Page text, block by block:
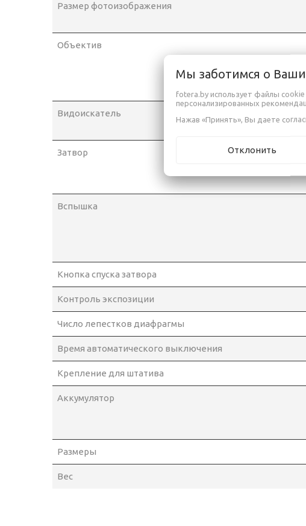
Размер фотоизображения
Объектив
Видоискатель
Затвор
Вспышка
Кнопка спуска затвора
Контроль экспозиции
Число лепестков диафрагмы
Время автоматического выключения
Крепление для штатива
Аккумулятор
Размеры
Вес
Мы заботимся о
fotera.by использует файлы
персонализированных
Нажав «Принять», Вы даете
Отклонить